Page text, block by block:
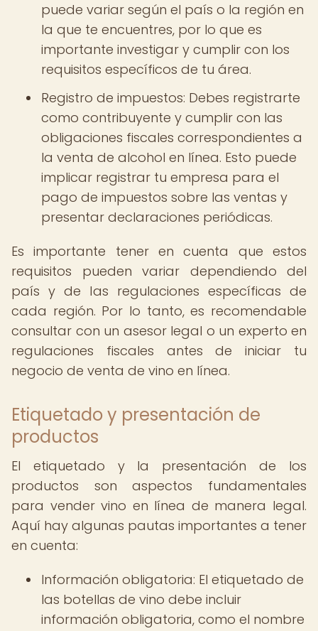
puede variar según el país o la región en
la que te encuentres, por lo que es
importante investigar y cumplir con los
requisitos específicos de tu área.
Registro de impuestos: Debes registrarte
como contribuyente y cumplir con las
obligaciones fiscales correspondientes a
la venta de alcohol en línea. Esto puede
implicar registrar tu empresa para el
pago de impuestos sobre las ventas y
presentar declaraciones periódicas.
Es importante tener en cuenta que estos
requisitos pueden variar dependiendo del
país y de las regulaciones específicas de
cada región. Por lo tanto, es recomendable
consultar con un asesor legal o un experto en
regulaciones fiscales antes de iniciar tu
negocio de venta de vino en línea.
Etiquetado y presentación de
productos
El etiquetado y la presentación de los
productos son aspectos fundamentales
para vender vino en línea de manera legal.
Aquí hay algunas pautas importantes a tener
en cuenta:
Información obligatoria: El etiquetado de
las botellas de vino debe incluir
información obligatoria, como el nombre